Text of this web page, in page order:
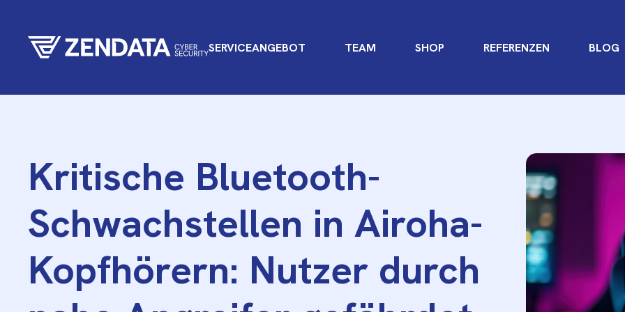
SERVICEANGEBOT TEAM SHOP REFERENZEN BLOG
Kritische Bluetooth-
Schwachstellen in Airoha-
Kopfhörern: Nutzer durch